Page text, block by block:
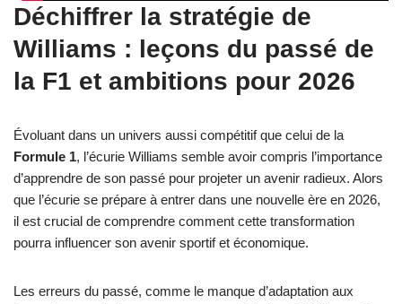
Déchiffrer la stratégie de
Williams : leçons du passé de
la F1 et ambitions pour 2026
Évoluant dans un univers aussi compétitif que celui de la
Formule 1, l’écurie Williams semble avoir compris l’importance
d’apprendre de son passé pour projeter un avenir radieux. Alors
que l’écurie se prépare à entrer dans une nouvelle ère en 2026,
il est crucial de comprendre comment cette transformation
pourra influencer son avenir sportif et économique.
Les erreurs du passé, comme le manque d’adaptation aux